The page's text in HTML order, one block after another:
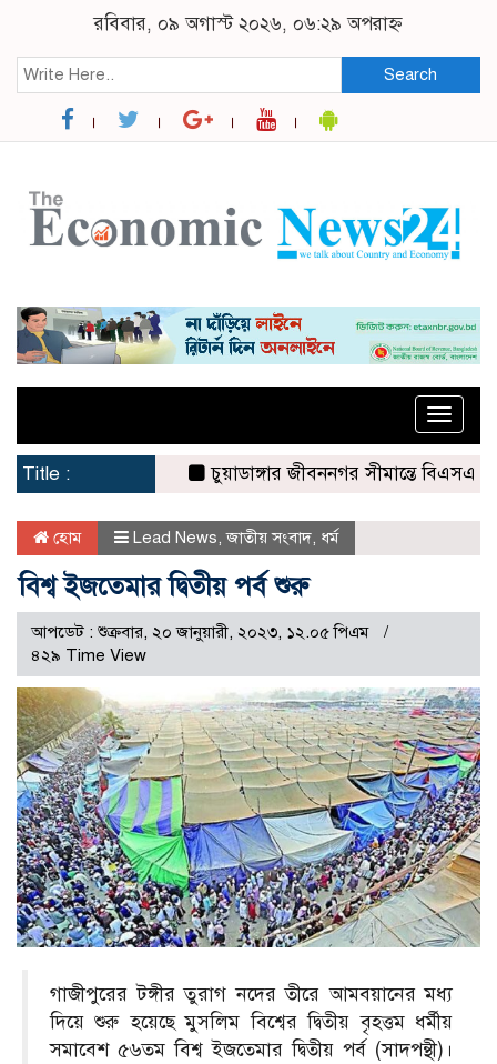
রবিবার, ০৯ অগাস্ট ২০২৬, ০৬:২৯ অপরাহ্ন
Search
Toggle
Title :
চুয়াডাঙ্গার জীবননগর সীমান্তে বিএসএফের ৩
হোম Lead News ,জাতীয় সংবাদ ধর্ম
বিশ্ব ইজতেমার দ্বিতীয় পর্ব শুরু
আপডেট : শুক্রবার, ২০ জানুয়ারী, ২০২৩, ১২.০৫ পিএম
৪২৯ Time View
গাজীপুরের টঙ্গীর তুরাগ নদের তীরে আমবয়ানের মধ্য
দিয়ে শুরু হয়েছে মুসলিম বিশ্বের দ্বিতীয় বৃহত্তম ধর্মীয়
সমাবেশ ৫৬তম বিশ্ব ইজতেমার দ্বিতীয় পর্ব (সাদপন্থী)।